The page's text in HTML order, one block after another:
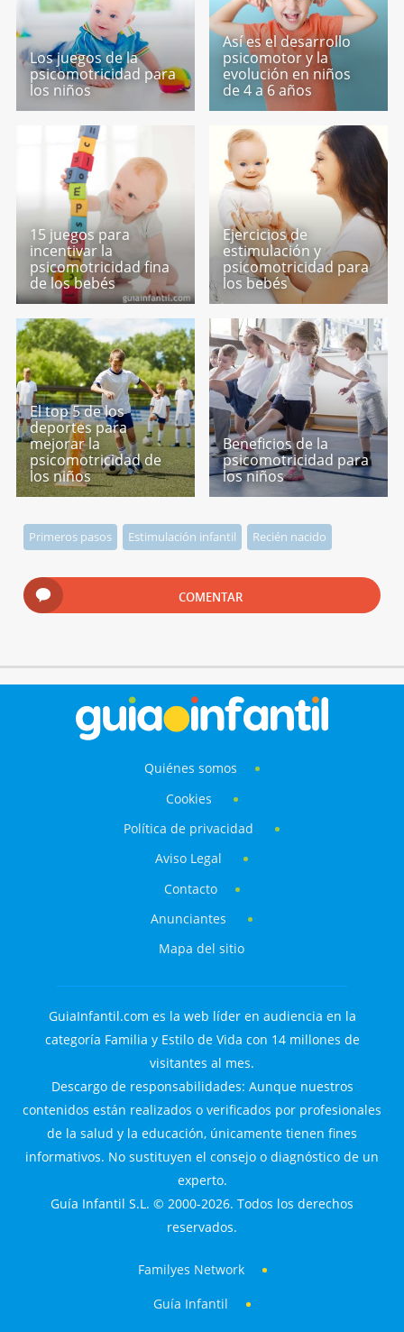
Los juegos de la
psicomotricidad para
los niños
Así es el desarrollo
psicomotor y la
evolución en niños
de 4 a 6 años
15 juegos para
incentivar la
psicomotricidad fina
de los bebés
Ejercicios de
estimulación y
psicomotricidad para
los bebés
El top 5 de los
deportes para
mejorar la
psicomotricidad de
los niños
Beneficios de la
psicomotricidad para
los niños
Primeros pasos Estimulación infantil Recién nacido
COMENTAR
Quiénes somos
Cookies
Política de privacidad
Aviso Legal
Contacto
Anunciantes
Mapa del sitio
GuiaInfantil.com es la web líder en audiencia en la
categoría Familia y Estilo de Vida con 14 millones de
visitantes al mes.
Descargo de responsabilidades: Aunque nuestros
contenidos están realizados o verificados por profesionales
de la salud y la educación, únicamente tienen fines
informativos. No sustituyen el consejo o diagnóstico de un
experto.
Guía Infantil S.L. © 2000-2026. Todos los derechos
reservados.
Familyes Network
Guía Infantil